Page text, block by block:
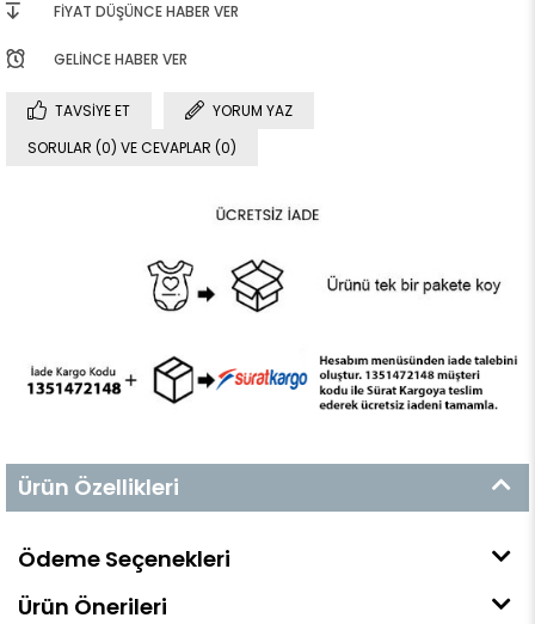
FIYAT DÜŞÜNCE HABER VER
GELINCE HABER VER
TAVSIYE ET
YORUM YAZ
SORULAR (0) VE CEVAPLAR (0)
Ürün Özellikleri
Ödeme Seçenekleri
Ürün Önerileri